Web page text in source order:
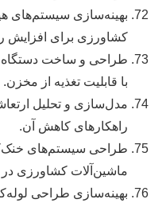
بهینه‌سازی سیستم‌های
کشاورزی برای افزایش
طراحی و ساخت دستگاه
با قابلیت تغذیه از مخزن.
مدل‌سازی و تحلیل
راهکارهای کاهش آن.
طراحی سیستم‌های
ماشین‌آلات کشاورزی
بهینه‌سازی طراحی